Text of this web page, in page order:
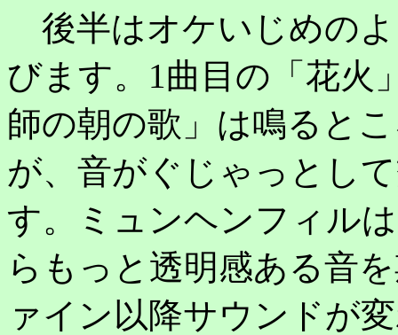
後半はオケいじめの
びます。1曲目の「花火
師の朝の歌」は鳴ると
が、音がぐじゃっとし
す。ミュンヘンフィル
らもっと透明感ある音
ァイン以降サウンドが